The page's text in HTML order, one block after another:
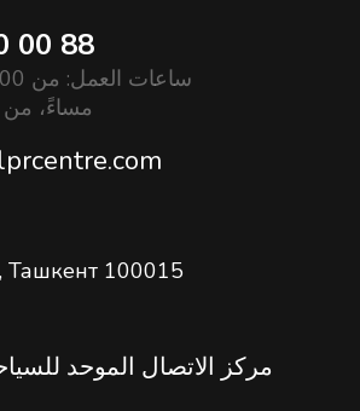
00 88
مساءً، من
Ташкент 100015
مركز الاتصال الموحد